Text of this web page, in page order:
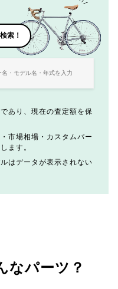
索！
あり、現在の査定額を保
市場相場・カスタムパー
ます。
はデータが表示されない
なパーツ？